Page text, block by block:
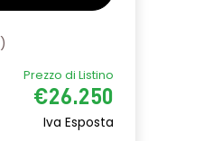
)
Prezzo di Listino
€26.250
Iva Esposta